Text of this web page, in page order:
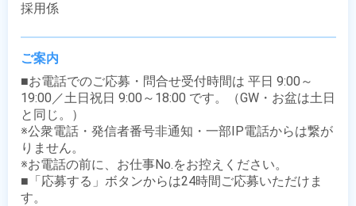
採用係
ご案内
■お電話でのご応募・問合せ受付時間は 平日 9:00～
19:00／土日祝日 9:00～18:00 です。（GW・お盆は土日
と同じ。）
※公衆電話・発信者番号非通知・一部IP電話からは繋が
りません。
※お電話の前に、お仕事No.をお控えください。
■「応募する」ボタンからは24時間ご応募いただけま
す。